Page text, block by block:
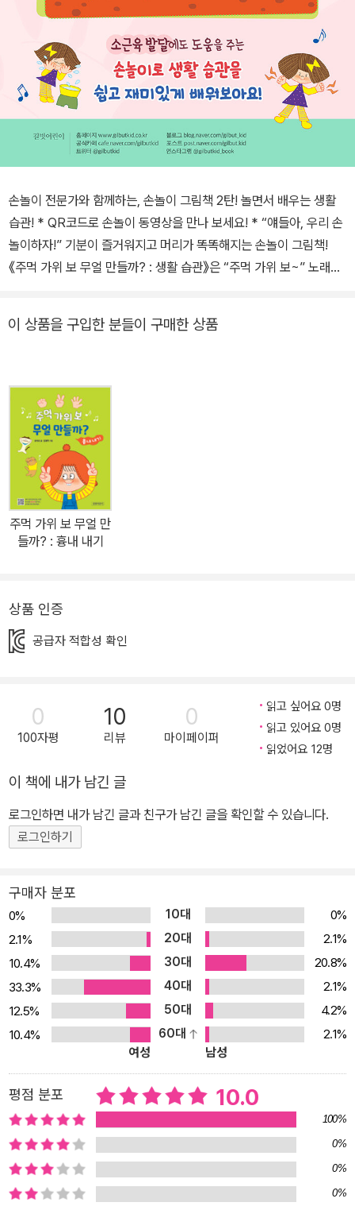
손놀이 전문가와 함께하는, 손놀이 그림책 2탄! 놀면서 배우는 생활
습관! * QR코드로 손놀이 동영상을 만나 보세요! * “얘들아, 우리 손
놀이하자!” 기분이 즐거워지고 머리가 똑똑해지는 손놀이 그림책!
《주먹 가위 보 무얼 만들까? : 생활 습관》은 “주먹 가위 보~” 노래를
크하기 등 생활 습관을 배울 수 있지요. 아이는 자라면서 걷고 뛰며 활
의 관계에서 지켜야 할 예의와 생활 습관들을 책을 통해 즐겁게 노래
부르며 자연스럽게 익힐 수 있습니다. 뿐만 아니라, 한창 자라나는 아
이들에게 “주먹 가위 보~” 노래와 율동을 따라하며 손가락을 움직이
고 손을 바꾸는 동작들은 소근육 발달에 도움을 주며, 재미있는 노래
를 통해 자연스럽게 익히게 되는 예절과 생활습관은 아이들의 사회성
을 기르는 데에도 보탬이 됩니다. 책 속에 QR코드가 있어 동작이 서
툰 아이도, 어떻게 가르쳐야 할지 헷갈리는 부모님도 언제든 영상을
도 기르고 즐거운 손놀이도 해 보세요. 왼손은 보자기! 오른손도 보자
관과 예절이 쑥쑥! 튼튼한 우리 아이를 위한 소근육 발달까지! 책을 펼
크를 흉내 내며 맛있게 먹는 방법, 보자기와 보자기로 세수하는 손을
만들어 깨끗하게 얼굴 씻기 등 아이들이 꼭 알아야 할 생활 습관들을
소근육은 뇌와 직접적으로 연결되어 있어 손을 활발하게 움직일수록
직이고, 손가락을 모두 오므려 쥐어 만든 ‘주먹’, 손가락 두 개만 편 ‘가
위’, 손가락을 모두 편 ‘보’, 이렇게 세 가지 손동작을 반복하면서 소근
갈리기 쉬운 왼쪽, 오른쪽의 방향 개념도 아이가 제대로 익힐 수 있도
록 도와주고 있지요. 뿐만 아니라, 아이들은 신나는 노래와 손놀이를
통해 생활 습관을 즐겁게 배울 수 있습니다. 《주먹 가위 보 무얼 만들
까? : 생활 습관》을 이용해 즐겁게 손놀이를 하고 책에 나오지 않는
새로운 동작들도 발견하며 마음껏 상상의 나래를 펼쳐 보세요. 손놀
이 전문가에게 배우는 재미있는 노래와 율동! 다채로운 구성이 돋보
이는 사랑스런 놀이 그림책! 《주먹 가위 보 무얼 만들까? : 생활 습
관》는 밝고 화려한 색감도 매력적이지만 발랄하고 깜찍한 캐릭터들
공 아이가 춤출 때마다 덩달아 따라 하는 강아지와 고양이를 보면 절
로 미소가 지어지지요. 또한 표지와 본문에는 QR코드가 있어 스마트
폰이나 태블릿으로 찍으면 작가의 목소리와 율동이 담긴 영상을 볼
수 있도록 구성했습니다. 7개의 QR코드를 찍으면 준비 동작부터 본
문에 나온 동작들을 모두 볼 수 있지요. 동화 구연가이자 손놀이 전문
가로 현장에서 활발히 활동 중인 유애순 작가는 아이들이 손동작을
이 상품을 구입한 분들이 구매한 상품
주먹 가위 보 무얼 만
들까? : 흉내 내기
상품 인증
공급자 적합성 확인
0
100자평
10
리뷰
0
마이페이퍼
읽고 싶어요 0명
읽고 있어요 0명
읽었어요 12명
이 책에 내가 남긴 글
로그인하면 내가 남긴 글과 친구가 남긴 글을 확인할 수 있습니다.
로그인하기
구매자 분포
0% 10대
0%
2.1%
20대
2.1%
10.4%
30대
20.8%
33.3%
40대
2.1%
12.5%
50대
4.2%
10.4%
60대
2.1%
여성
남성
평점 분포 10.0
100%
0%
0%
0%